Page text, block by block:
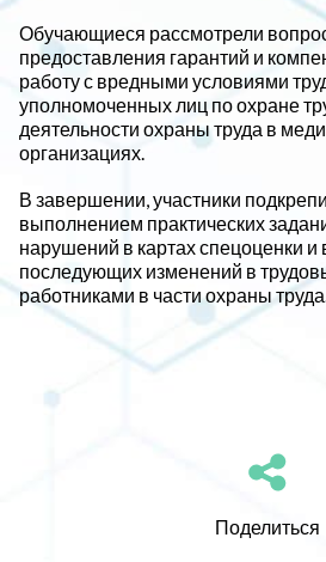
Обучающиеся рассмотрели
предоставления гарантий и
работу с вредными условиями
уполномоченных лиц по охране
деятельности охраны труда в
организациях.
В завершении, участники
выполнением практических
нарушений в картах спецоценки и
последующих изменений в
работниками в части охраны
Поделиться